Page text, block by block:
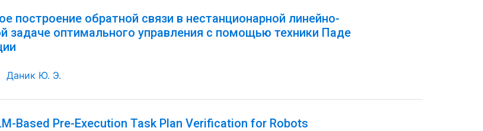
построение обратной связи в нестанционарной линейно-
задаче оптимального управления с помощью техники Паде
Даник Ю. Э.
Based Pre-Execution Task Plan Verification for Robots